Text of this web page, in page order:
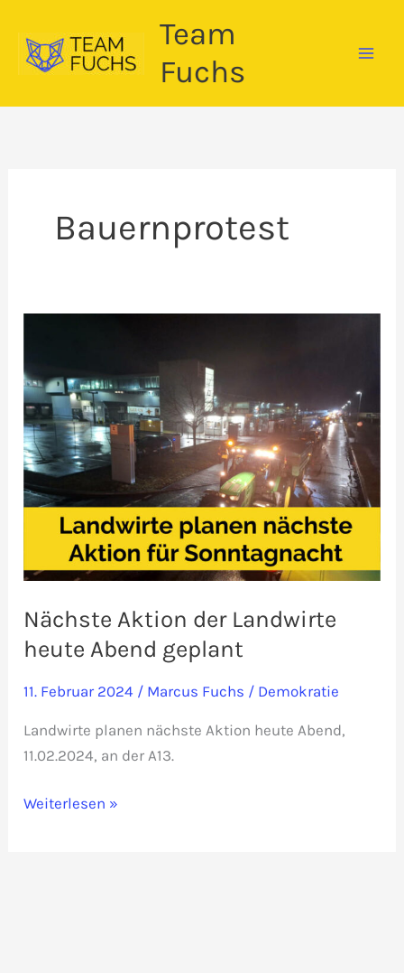
Inhalt
springen
Team
Fuchs
Bauernprotest
Nächste Aktion der Landwirte
heute Abend geplant
11. Februar 2024 / Marcus Fuchs / Demokratie
Landwirte planen nächste Aktion heute Abend,
11.02.2024, an der A13.
Nächste
Weiterlesen »